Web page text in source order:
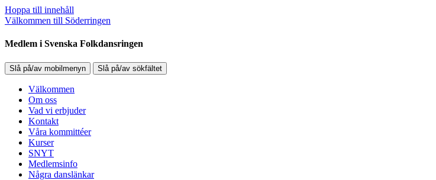
Hoppa till innehåll
Välkommen till Söderringen
Medlem i Svenska Folkdansringen
Slå på/av mobilmenyn Slå på/av sökfältet
Välkommen
Om oss
Vad vi erbjuder
Kontakt
Våra kommittéer
Kurser
SNYT
Medlemsinfo
Några danslänkar